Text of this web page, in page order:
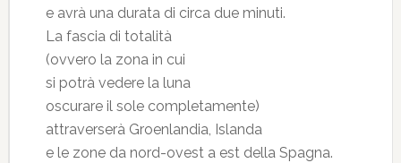
e avrà una durata di circa due minuti.
La fascia di totalità
(ovvero la zona in cui
si potrà vedere la luna
oscurare il sole completamente)
attraverserà Groenlandia, Islanda
e le zone da nord-ovest a est della Spagna.